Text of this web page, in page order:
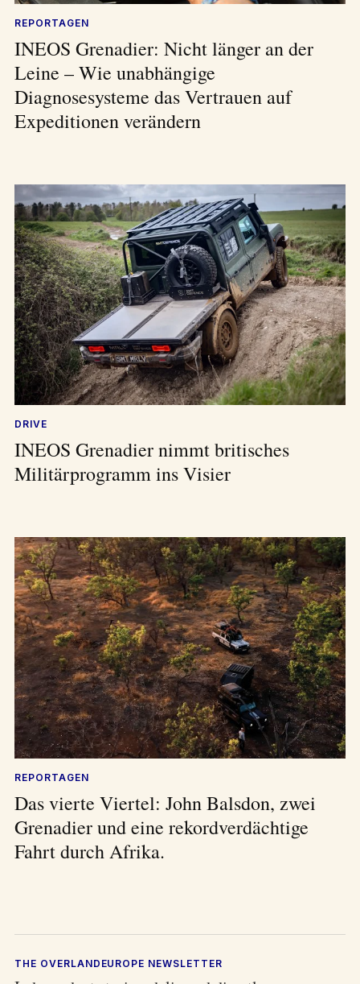
REPORTAGEN
INEOS Grenadier: Nicht länger an der
Leine – Wie unabhängige
Diagnosesysteme das Vertrauen auf
Expeditionen verändern
DRIVE
INEOS Grenadier nimmt britisches
Militärprogramm ins Visier
REPORTAGEN
Das vierte Viertel: John Balsdon, zwei
Grenadier und eine rekordverdächtige
Fahrt durch Afrika.
THE OVERLANDEUROPE NEWSLETTER